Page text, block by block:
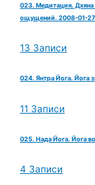
023. Медитация. Дхяна
ощущений. 2008-01-27
13 Записи
024. Янтра Йога. Йога
11 Записи
025. Нада Йога. Йога
4 Записи